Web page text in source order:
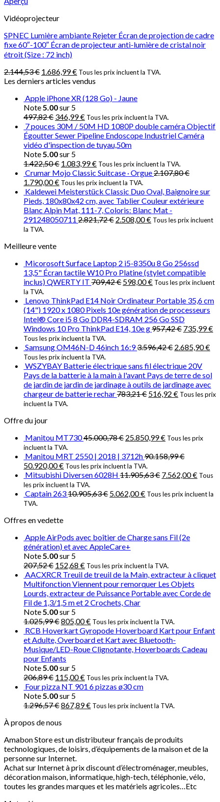
Vidéoprojecteur
SPNEC Lumière ambiante Rejeter Écran de projection de cadre
fixe 60″-100″ Écran de projecteur anti-lumière de cristal noir
étroit (Size : 72 inch)
2.144,53€ 1.686,99€ Tous les prix incluent la TVA.
Les derniers articles vendus
Apple iPhone XR (128 Go) - Jaune
Note5.00sur 5
497,82€ 346,99€ Tous les prix incluent la TVA.
7 pouces 30M / 50M HD 1080P double caméra Objectif
Égoutter Sewer Pipeline Endoscope Industriel Caméra
vidéo d'inspection de tuyau,50m
Note5.00sur 5
1.422,50€ 1.083,99€ Tous les prix incluent la TVA.
Crumar Mojo Classic Suitcase · Orgue2.107,80€
1.790,00€ Tous les prix incluent la TVA.
Kaldewei Meisterstück Classic Duo Oval, Baignoire sur
Pieds, 180x80x42 cm, avec Tablier Couleur extérieure
Blanc Alpin Mat, 111-7, Coloris: Blanc Mat -
291248050711 2.821,72€ 2.508,00€ Tous les prix incluent
la TVA.
Meilleure vente
Micorosoft Surface Laptop 2 i5-8350u 8 Go 256ssd
13,5" Écran tactile W10 Pro Platine (stylet compatible
inclus) QWERTY IT 709,42€ 598,00€ Tous les prix incluent
la TVA.
Lenovo ThinkPad E14 Noir Ordinateur Portable 35,6 cm
(14") 1920 x 1080 Pixels 10e génération de processeurs
Intel® Core i5 8 Go DDR4-SDRAM 256 Go SSD
Windows 10 Pro ThinkPad E14, 10e g957,42€ 735,99€
Tous les prix incluent la TVA.
Samsung OM46N-D 46inch 16:93.596,42€ 2.685,90€
Tous les prix incluent la TVA.
WSZYBAY Batterie électrique sans fil électrique 20V
Pays de la batterie à la main à l'avant Pays de terre de sol
de jardin de jardin de jardinage à outils de jardinage avec
chargeur de batterie rechar783,21€ 516,92 € Tous les prix
incluent la TVA.
Offre du jour
Manitou MT73045.000,78€ 25.850,99€ Tous les prix
incluent la TVA.
Manitou MRT 2550 | 2018 | 3712h90.158,99€
50.920,00€ Tous les prix incluent la TVA.
Mitsubishi Diversen 6028H 11.905,63€ 7.562,00€ Tous
les prix incluent la TVA.
Captain 26310.905,63€ 5.062,00€ Tous les prix incluent la
TVA.
Offres en vedette
Apple AirPods avec boîtier de Charge sans Fil (2e
génération) et avec AppleCare+
Note5.00sur 5
207,52€ 152,68 € Tous les prix incluent la TVA.
AACXRCR Treuil de treuil de la Main, extracteur à cliquet
Multifonction Viennent pour remorquer Les Objets
Lourds, extracteur de Puissance Portable avec Corde de
Fil de 1,3/1,5 m et 2 Crochets, Char
Note5.00sur 5
1.025,99€805,00€ Tous les prix incluent la TVA.
RCB Hoverkart Gyropode Hoverboard Kart pour Enfant
et Adulte, Overboard et Kart avec Bluetooth-
Musique/LED-Roue Clignotante, Hoverboards Cadeau
pour Enfants
Note5.00sur 5
206,89€ 115,00€ Tous les prix incluent la TVA.
Four pizza NT 901 6 pizzas ø30 cm
Note5.00sur 5
1.296,57€867,89€ Tous les prix incluent la TVA.
À propos de nous
AmabonStore est un distributeur français de produits
technologiques, de loisirs, d’équipements de la maison et de la
personne sur Internet.
Achat sur Internet à prix discount d’électroménager, meubles,
décoration maison, informatique, high-tech, téléphonie, vélo,
toutes les grandes marques et les matériels agricoles…Etc